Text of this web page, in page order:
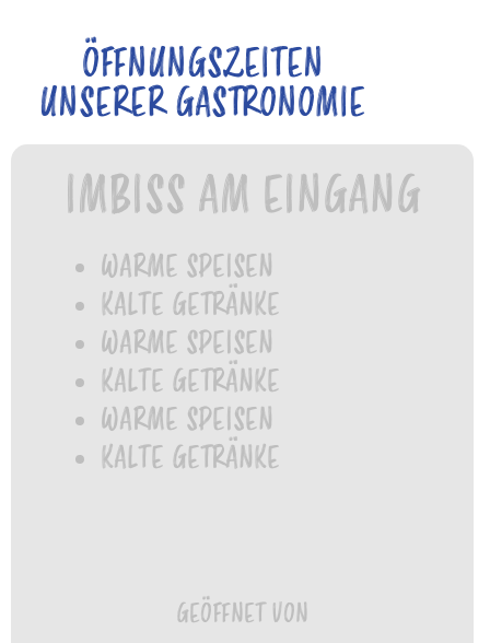
DER KETTELER HOF
ÖFFNUNGSZEITEN
PREISE
BESUCH PLANEN
SPIELBEREICHE
GEBURTSTAG FEIERN
TICKETS
ÖFFNUNGSZEITEN
UNSERER GASTRONOMIE
IMBISS AM EINGANG
WARME SPEISEN
KALTE GETRÄNKE
WARME SPEISEN
KALTE GETRÄNKE
WARME SPEISEN
KALTE GETRÄNKE
GEÖFFNET VON